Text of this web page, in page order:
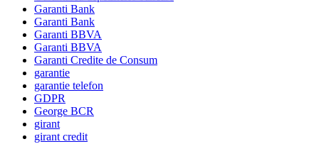
Garanti Bank
Garanti Bank
Garanti BBVA
Garanti BBVA
Garanti Credite de Consum
garantie
garantie telefon
GDPR
George BCR
girant
girant credit